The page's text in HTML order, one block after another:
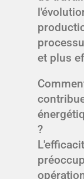
et plus
?